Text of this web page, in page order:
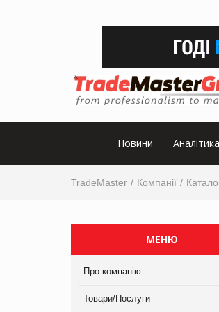
Новини Аналітика
TradeMaster Компанії
МЕНЮ
Про компанію
Товари/Послуги